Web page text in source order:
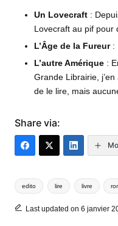
Un Lovecraft :
Lovecraft au pif
L’Âge de la Fureur:
L’autre Amérique :
Grande Librairie,
de le lire, mais
Share via:
Tags:
edito lire livre
Last updated on 6 janvier